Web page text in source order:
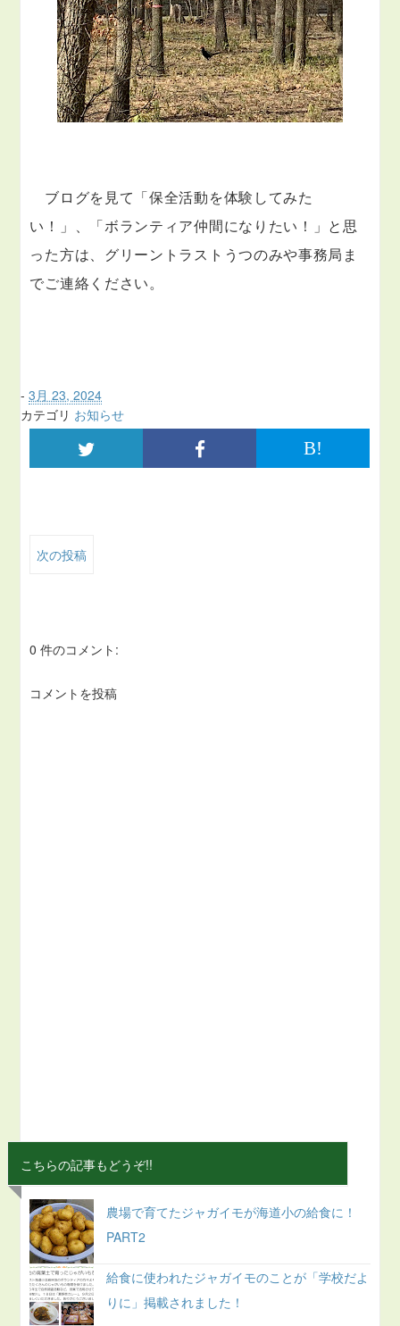
ブログを見て「保全活動を体験してみた
い！」、
「ボランティア仲間になりたい！」 と思
った方は、グリーントラストうつのみや事務局ま
でご連絡ください。
-3月 23, 2024
カテゴリ お知らせ
B!
次の投稿
0 件のコメント:
コメントを投稿
こちらの記事もどうぞ!!
農場で育てたジャガイモが海道小の給食に！
PART2
給食に使われたジャガイモのことが「学校だよ
りに」掲載されました！